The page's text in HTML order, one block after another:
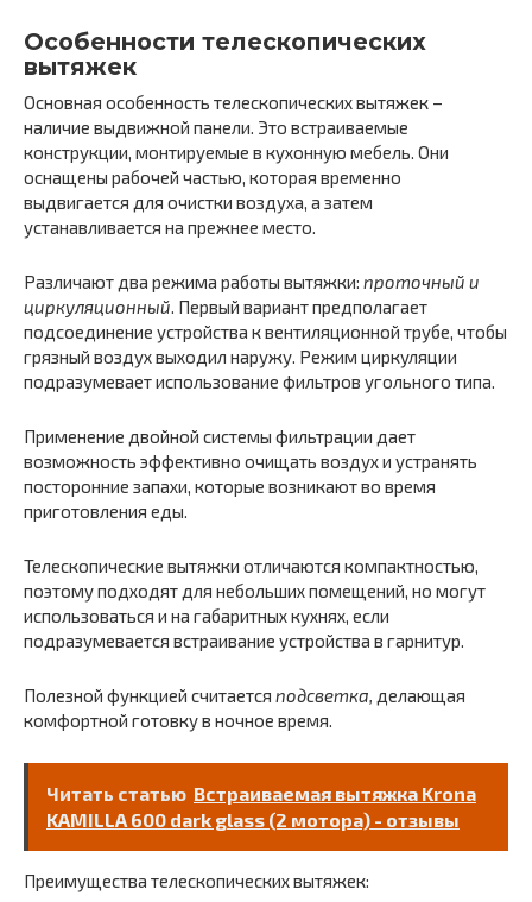
Особенности телескопических
вытяжек
Основная особенность телескопических вытяжек –
наличие выдвижной панели. Это встраиваемые
конструкции, монтируемые в кухонную мебель. Они
оснащены рабочей частью, которая временно
выдвигается для очистки воздуха, а затем
устанавливается на прежнее место.
Различают два режима работы вытяжки: проточный и
циркуляционный. Первый вариант предполагает
подсоединение устройства к вентиляционной трубе, чтобы
грязный воздух выходил наружу. Режим циркуляции
подразумевает использование фильтров угольного типа.
Применение двойной системы фильтрации дает
возможность эффективно очищать воздух и устранять
посторонние запахи, которые возникают во время
приготовления еды.
Телескопические вытяжки отличаются компактностью,
поэтому подходят для небольших помещений, но могут
использоваться и на габаритных кухнях, если
подразумевается встраивание устройства в гарнитур.
Полезной функцией считается подсветка, делающая
комфортной готовку в ночное время.
Читать статью Встраиваемая вытяжка Krona
KAMILLA 600 dark glass (2 мотора) - отзывы
Преимущества телескопических вытяжек: